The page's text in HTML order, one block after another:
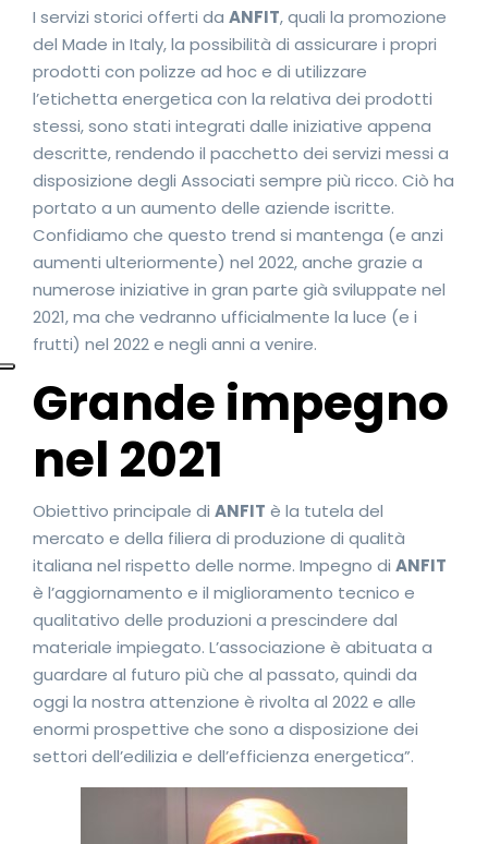
I servizi storici offerti da ANFIT, quali la promozione
del Made in Italy, la possibilità di assicurare i propri
prodotti con polizze ad hoc e di utilizzare
l’etichetta energetica con la relativa dei prodotti
stessi, sono stati integrati dalle iniziative appena
descritte, rendendo il pacchetto dei servizi messi a
disposizione degli Associati sempre più ricco. Ciò ha
portato a un aumento delle aziende iscritte.
Confidiamo che questo trend si mantenga (e anzi
aumenti ulteriormente) nel 2022, anche grazie a
numerose iniziative in gran parte già sviluppate nel
2021, ma che vedranno ufficialmente la luce (e i
frutti) nel 2022 e negli anni a venire.
Grande impegno
nel 2021
Obiettivo principale di ANFIT è la tutela del
mercato e della filiera di produzione di qualità
italiana nel rispetto delle norme. Impegno di ANFIT
è l’aggiornamento e il miglioramento tecnico e
qualitativo delle produzioni a prescindere dal
materiale impiegato. L’associazione è abituata a
guardare al futuro più che al passato, quindi da
oggi la nostra attenzione è rivolta al 2022 e alle
enormi prospettive che sono a disposizione dei
settori dell’edilizia e dell’efficienza energetica”.